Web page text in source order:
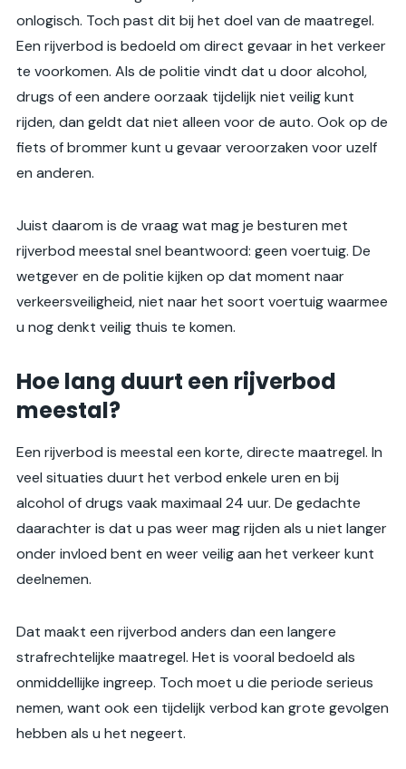
onlogisch. Toch past dit bij het doel van de maatregel.
Een rijverbod is bedoeld om direct gevaar in het verkeer
te voorkomen. Als de politie vindt dat u door alcohol,
drugs of een andere oorzaak tijdelijk niet veilig kunt
rijden, dan geldt dat niet alleen voor de auto. Ook op de
fiets of brommer kunt u gevaar veroorzaken voor uzelf
en anderen.
Juist daarom is de vraag wat mag je besturen met
rijverbod meestal snel beantwoord: geen voertuig. De
wetgever en de politie kijken op dat moment naar
verkeersveiligheid, niet naar het soort voertuig waarmee
u nog denkt veilig thuis te komen.
Hoe lang duurt een rijverbod
meestal?
Een rijverbod is meestal een korte, directe maatregel. In
veel situaties duurt het verbod enkele uren en bij
alcohol of drugs vaak maximaal 24 uur. De gedachte
daarachter is dat u pas weer mag rijden als u niet langer
onder invloed bent en weer veilig aan het verkeer kunt
deelnemen.
Dat maakt een rijverbod anders dan een langere
strafrechtelijke maatregel. Het is vooral bedoeld als
onmiddellijke ingreep. Toch moet u die periode serieus
nemen, want ook een tijdelijk verbod kan grote gevolgen
hebben als u het negeert.